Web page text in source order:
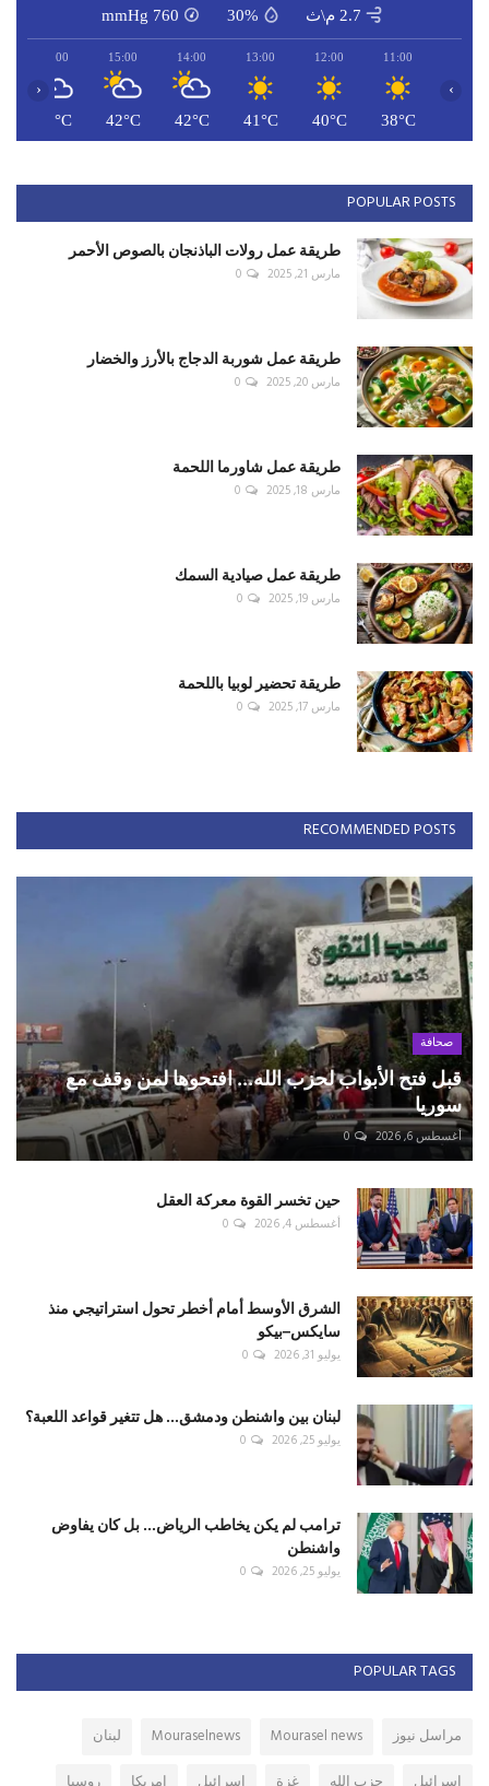
2.7 م\ث 30%
760
mmHg
11:00
38°C
12:00
40°C
13:00
41°C
14:00
42°C
15:00
42°C
16:00
42°C
‹ ›
POPULAR POSTS
طريقة عمل رولات الباذنجان بالصوص الأحمر
مارس 21, 2025 0
طريقة عمل شوربة الدجاج بالأرز والخضار
مارس 20, 2025 0
طريقة عمل شاورما اللحمة
مارس 18, 2025 0
طريقة عمل صيادية السمك
مارس 19, 2025 0
طريقة تحضير لوبيا باللحمة
مارس 17, 2025 0
RECOMMENDED POSTS
صحافة
قبل فتح الأبواب لحزب الله... افتحوها لمن وقف مع
سوريا
أغسطس 6, 2026 0
حين تخسر القوة معركة العقل
أغسطس 4, 2026 0
الشرق الأوسط أمام أخطر تحول استراتيجي منذ
سايكس–بيكو
يوليو 31, 2026 0
لبنان بين واشنطن ودمشق... هل تتغير قواعد اللعبة؟
يوليو 25, 2026 0
ترامب لم يكن يخاطب الرياض... بل كان يفاوض
واشنطن
يوليو 25, 2026 0
POPULAR TAGS
مراسل نيوز Mourasel news
Mouraselnews
لبنان